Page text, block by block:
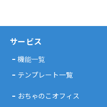
サービス
機能一覧
テンプレート一覧
おちゃのこオフィス